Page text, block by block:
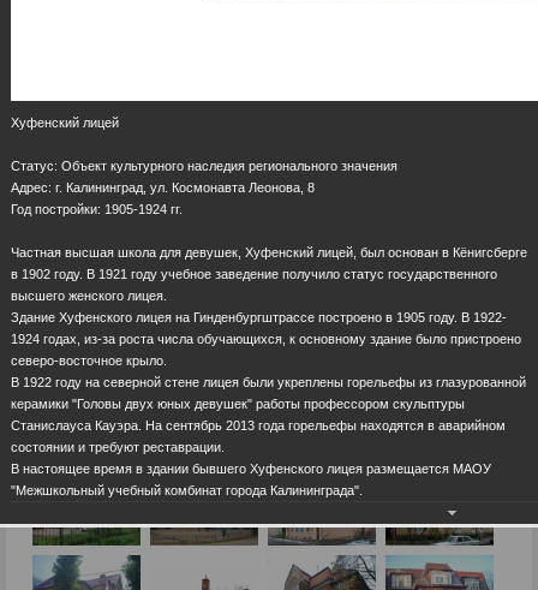
Хуфенский лицей
Статус: Объект культурного наследия регионального значения
Адрес: г. Калининград, ул. Космонавта Леонова, 8
Год постройки: 1905-1924 гг.
Частная высшая школа для девушек, Хуфенский лицей, был основан в Кёнигсберге
в 1902 году. В 1921 году учебное заведение получило статус государственного
высшего женского лицея.
Здание Хуфенского лицея на Гинденбургштрассе построено в 1905 году. В 1922-
1924 годах, из-за роста числа обучающихся, к основному здание было пристроено
северо-восточное крыло.
В 1922 году на северной стене лицея были укреплены горельефы из глазурованной
керамики "Головы двух юных девушек" работы профессором скульптуры
Станислауса Кауэра. На сентябрь 2013 года горельефы находятся в аварийном
состоянии и требуют реставрации.
В настоящее время в здании бывшего Хуфенского лицея размещается МАОУ
"Межшкольный учебный комбинат города Калининграда".